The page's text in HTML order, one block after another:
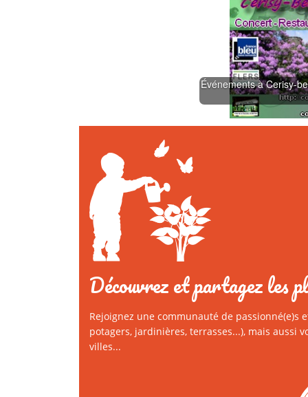
Événements à Cerisy-
Découvrez et partagez les
Rejoignez une communauté de
potagers, jardinières, terrasses...), mais aussi
villes...